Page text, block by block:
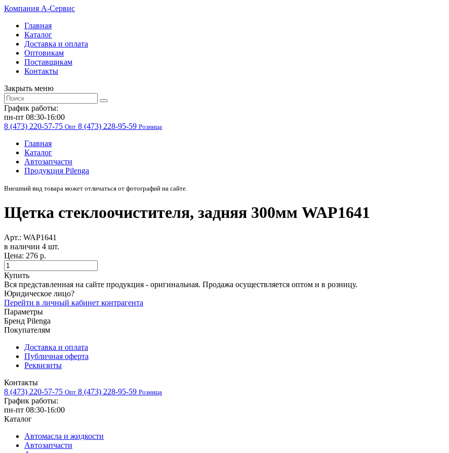
Компания A-Cервис
Главная
Каталог
Доставка и оплата
Оптовикам
Поставщикам
Контакты
Закрыть меню
График работы:
пн-пт 08:30-16:00
8 (473) 220-57-75 Опт 8 (473) 228-95-59 Розница
Главная
Каталог
Автозапчасти
Продукция Pilenga
Внешний вид товара может отличаться от фотографий на сайте.
Щетка стеклоочистителя, задняя 300мм WAP1641
Арт.: WAP1641
в наличии 4 шт. ​
Цена: 276 р.
Купить
Вся представленная на сайте продукция - оригинальная. Продажа осуществляется оптом и в розницу.
Юридическое лицо?
Перейти в личный кабинет контрагента
Параметры
Бренд Pilenga
Покупателям
Доставка и оплата
Публичная оферта
Реквизиты
Контакты
8 (473) 220-57-75 Опт 8 (473) 228-95-59 Розница
График работы:
пн-пт 08:30-16:00
Каталог
Автомасла и жидкости
Автозапчасти